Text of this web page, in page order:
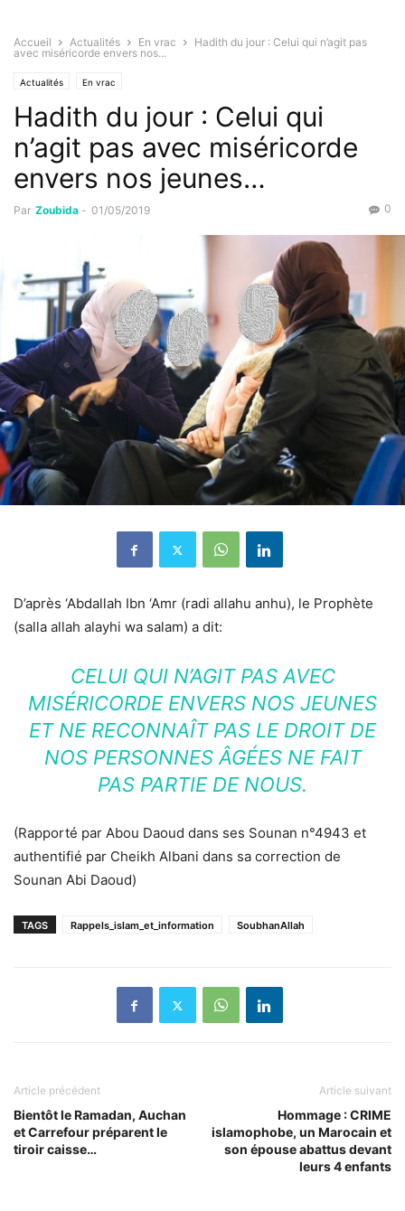
Accueil Actualités En vrac
Hadith du jour : Celui qui n’agit pas
avec miséricorde envers nos...
Actualités En vrac
Hadith du jour : Celui qui
n’agit pas avec miséricorde
envers nos jeunes…
Par Zoubida - 01/05/2019 0
D’après ‘Abdallah Ibn ‘Amr (radi allahu anhu), le Prophète
(salla allah alayhi wa salam) a dit:
CELUI QUI N’AGIT PAS AVEC
MISÉRICORDE ENVERS NOS JEUNES
ET NE RECONNAÎT PAS LE DROIT DE
NOS PERSONNES ÂGÉES NE FAIT
PAS PARTIE DE NOUS.
(Rapporté par Abou Daoud dans ses Sounan n°4943 et
authentifié par Cheikh Albani dans sa correction de
Sounan Abi Daoud)
TAGS Rappels_islam_et_information SoubhanAllah
Article précédent
Bientôt le Ramadan, Auchan
et Carrefour préparent le
tiroir caisse…
Article suivant
Hommage : CRIME
islamophobe, un Marocain et
son épouse abattus devant
leurs 4 enfants